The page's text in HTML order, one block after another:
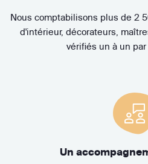
Nous comptabilisons plus de 2
d'intérieur, décorateurs,
vérifiés un à un
Un